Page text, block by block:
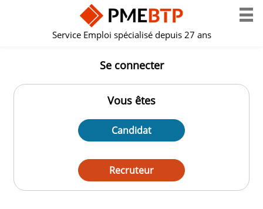
Service Emploi spécialisé depuis 27 ans
Se connecter
Vous êtes
Candidat
Recruteur